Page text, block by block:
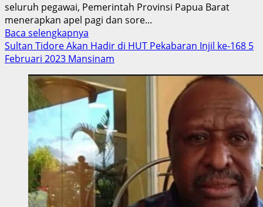
seluruh pegawai, Pemerintah Provinsi Papua Barat
menerapkan apel pagi dan sore...
Baca selengkapnya
more
about
OPD
Di
Wilayah
Pemprov
Papua
Barat,
Wajib
Laksanakan
Apel
pagi
Sultan Tidore Akan Hadir di HUT Pekabaran Injil ke-168 5
Februari 2023 Mansinam